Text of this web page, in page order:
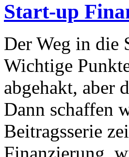
Start-up
Der Weg in die
Wichtige
abgehakt, aber
Dann schaffen
Beitragsserie